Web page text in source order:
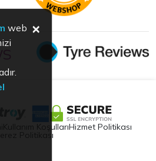
Kullanım KoşullarıHizmet Politikası
Çerez Politikası
web ×